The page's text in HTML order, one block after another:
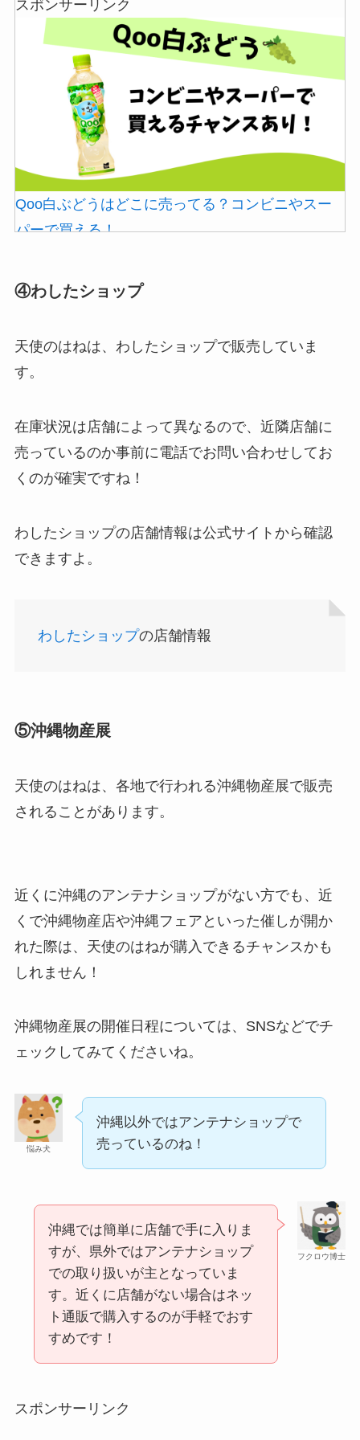
ソンなどのコンビニで買える！
和紙はどこに売ってる？ダイソーやLoftで買える！
える！
あずきバーこしあんはどこで売ってる？コンビニ
ブンなどのコンビニで買える！
ップに売ってる！
五家宝はどこで買える？取扱店はスーパーや百貨
スポンサーリンク
Qoo白ぶどうはどこに売ってる？コンビニやスー
パーで買える！
ストレッチポールはどこで買える？取扱店は100均
やニトリ？
均で売ってる？
インソールはどこに売ってる？100均やドラッグス
トアで買える！
LANケーブルはどこで買える？ドンキや100均に売
④わしたショップ
天使のはねは、わしたショップで販売していま
す。
在庫状況は店舗によって異なるので、近隣店舗に
売っているのか事前に電話でお問い合わせしてお
くのが確実ですね！
わしたショップの店舗情報は公式サイトから確認
できますよ。
わしたショップの店舗情報
⑤沖縄物産展
天使のはねは、各地で行われる沖縄物産展で販売
されることがあります。
近くに沖縄のアンテナショップがない方でも、近
くで沖縄物産店や沖縄フェアといった催しが開か
れた際は、天使のはねが購入できるチャンスかも
しれません！
沖縄物産展の開催日程については、SNSなどでチ
ェックしてみてくださいね。
悩み犬
沖縄以外ではアンテナショップで
売っているのね！
フクロウ博士
沖縄では簡単に店舗で手に入りま
すが、県外ではアンテナショップ
での取り扱いが主となっていま
す。近くに店舗がない場合はネッ
ト通販で購入するのが手軽でおす
すめです！
スポンサーリンク